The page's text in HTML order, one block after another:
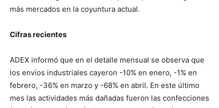
más mercados en la coyuntura actual.
Cifras recientes
ADEX informó que en el detalle mensual se observa que
los envíos industriales cayeron -10% en enero, -1% en
febrero, -36% en marzo y -68% en abril. En este último
mes las actividades más dañadas fueron las confecciones